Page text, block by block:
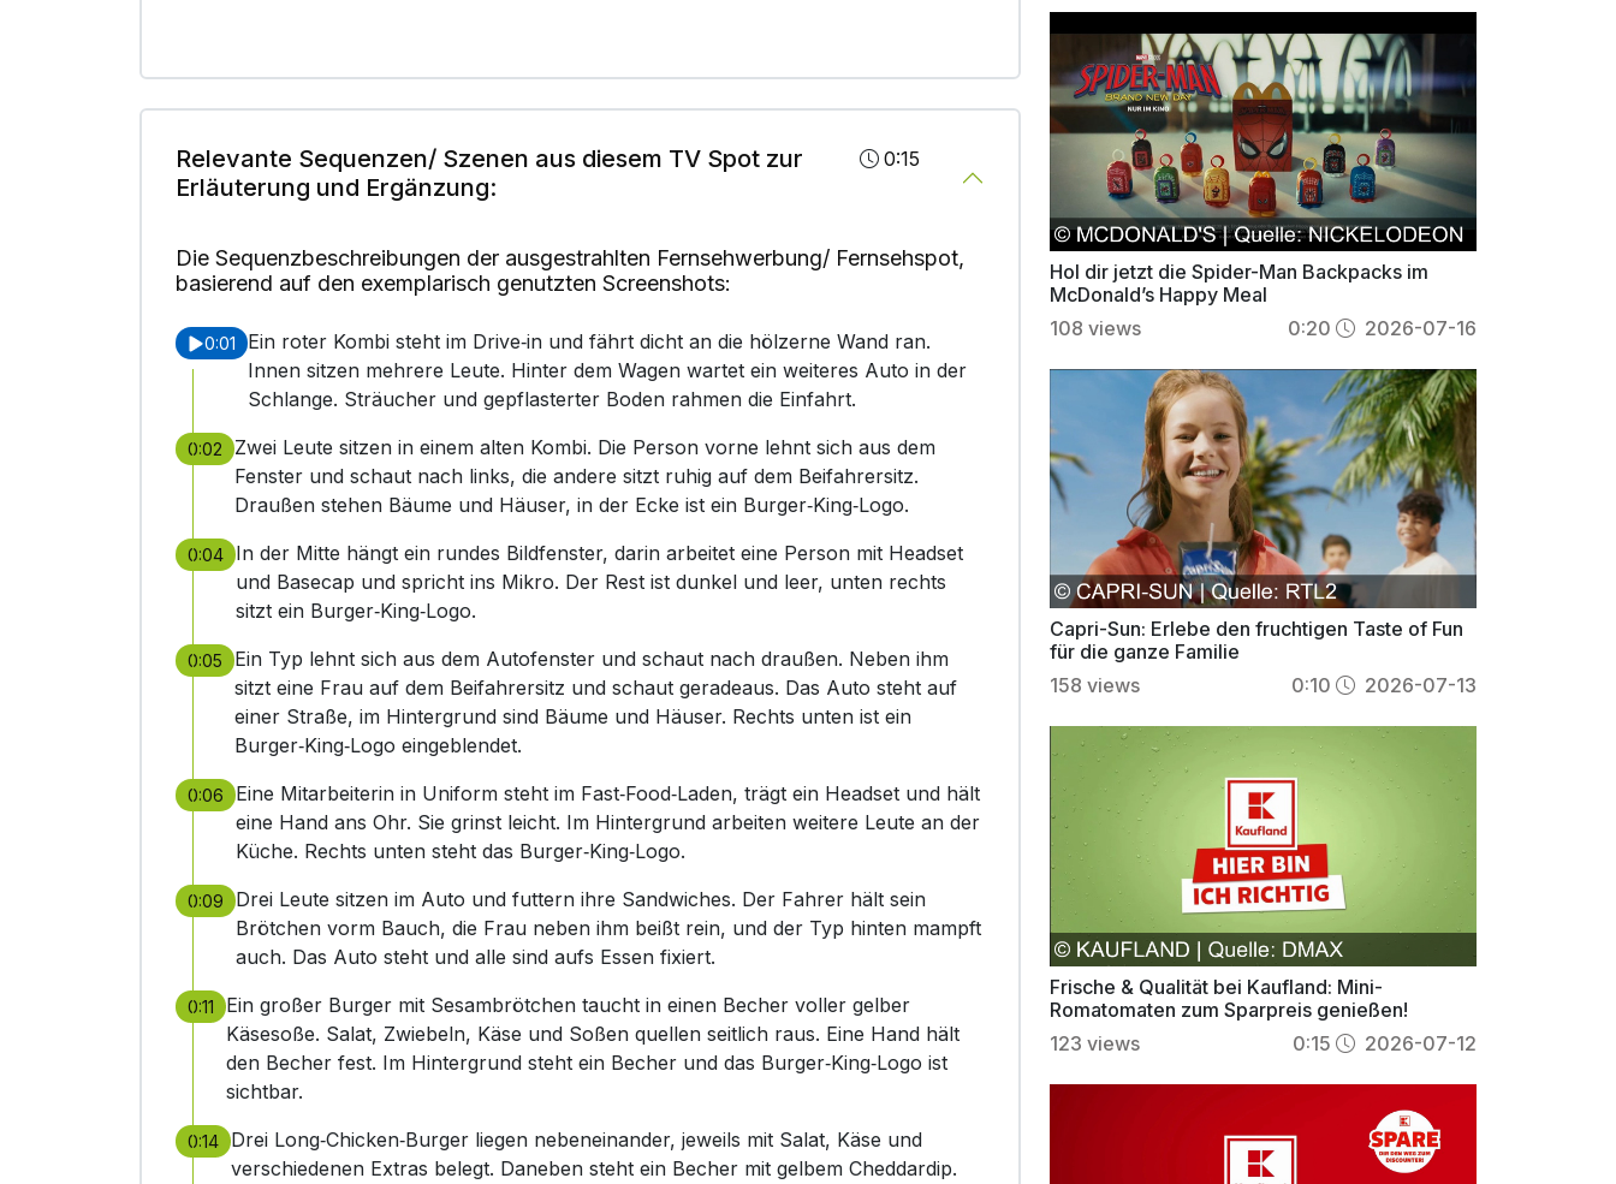
Relevante Sequenzen/ Szenen aus diesem TV Spot zur
Erläuterung und Ergänzung:
0:15
Die Sequenzbeschreibungen der ausgestrahlten Fernsehwerbung/ Fernsehspot,
basierend auf den exemplarisch genutzten Screenshots:
0:01
Ein roter Kombi steht im Drive‑in und fährt dicht an die hölzerne Wand ran.
Innen sitzen mehrere Leute. Hinter dem Wagen wartet ein weiteres Auto in der
Schlange. Sträucher und gepflasterter Boden rahmen die Einfahrt.
0:02
Zwei Leute sitzen in einem alten Kombi. Die Person vorne lehnt sich aus dem
Fenster und schaut nach links, die andere sitzt ruhig auf dem Beifahrersitz.
Draußen stehen Bäume und Häuser, in der Ecke ist ein Burger‑King‑Logo.
0:04
In der Mitte hängt ein rundes Bildfenster, darin arbeitet eine Person mit Headset
und Basecap und spricht ins Mikro. Der Rest ist dunkel und leer, unten rechts
sitzt ein Burger‑King‑Logo.
0:05
Ein Typ lehnt sich aus dem Autofenster und schaut nach draußen. Neben ihm
sitzt eine Frau auf dem Beifahrersitz und schaut geradeaus. Das Auto steht auf
einer Straße, im Hintergrund sind Bäume und Häuser. Rechts unten ist ein
Burger‑King‑Logo eingeblendet.
0:06
Eine Mitarbeiterin in Uniform steht im Fast‑Food‑Laden, trägt ein Headset und hält
eine Hand ans Ohr. Sie grinst leicht. Im Hintergrund arbeiten weitere Leute an der
Küche. Rechts unten steht das Burger‑King‑Logo.
0:09
Drei Leute sitzen im Auto und futtern ihre Sandwiches. Der Fahrer hält sein
Brötchen vorm Bauch, die Frau neben ihm beißt rein, und der Typ hinten mampft
auch. Das Auto steht und alle sind aufs Essen fixiert.
0:11
Ein großer Burger mit Sesambrötchen taucht in einen Becher voller gelber
Käsesoße. Salat, Zwiebeln, Käse und Soßen quellen seitlich raus. Eine Hand hält
den Becher fest. Im Hintergrund steht ein Becher und das Burger‑King‑Logo ist
sichtbar.
0:14
Drei Long‑Chicken‑Burger liegen nebeneinander, jeweils mit Salat, Käse und
verschiedenen Extras belegt. Daneben steht ein Becher mit gelbem Cheddardip.
Hol dir jetzt die Spider-Man Backpacks im
McDonald’s Happy Meal
108 views 0:20 2026-07-16
Capri-Sun: Erlebe den fruchtigen Taste of Fun
für die ganze Familie
158 views 0:10 2026-07-13
Frische & Qualität bei Kaufland: Mini-
Romatomaten zum Sparpreis genießen!
123 views 0:15 2026-07-12